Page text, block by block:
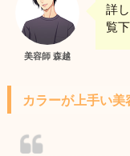
美容師 森越
詳
覧
カラーが上手い